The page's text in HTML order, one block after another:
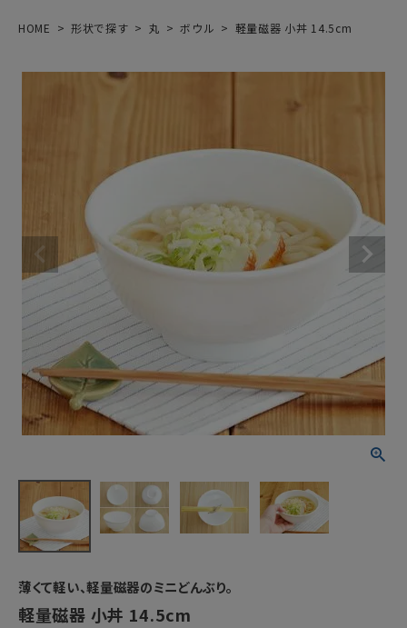
HOME 形状で探す 丸 ボウル 軽量磁器 小丼 14.5cm
薄くて軽い、軽量磁器のミニどんぶり。
軽量磁器 小丼 14.5cm